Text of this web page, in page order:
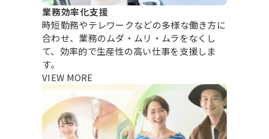
業務効率化支援
時短勤務やテレワークなどの多様な働き方に
合わせ、業務のムダ・ムリ・ムラをなくし
て、効率的で生産性の高い仕事を支援しま
す。
VIEW MORE